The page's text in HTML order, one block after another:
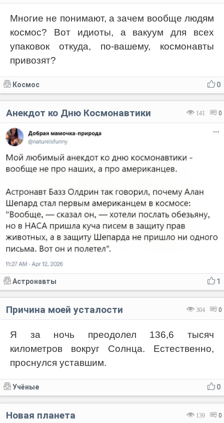
Многие не понимают, а зачем вообще людям
космос? Вот идиоты, а вакуум для всех
упаковок откуда, по-вашему, космонавты
привозят?
0
Космос
141 0
Анекдот ко Дню Космонавтики
1
Астронавты
304 0
Причина моей усталости
Я за ночь преодолел 136,6 тысяч
километров вокруг Солнца. Естественно,
проснулся уставшим.
0
Учёные
139 0
Новая планета